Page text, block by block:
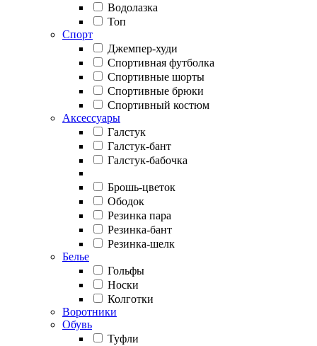
Водолазка
Топ
Спорт
Джемпер-худи
Спортивная футболка
Спортивные шорты
Спортивные брюки
Спортивный костюм
Аксессуары
Галстук
Галстук-бант
Галстук-бабочка
Брошь-цветок
Ободок
Резинка пара
Резинка-бант
Резинка-шелк
Белье
Гольфы
Носки
Колготки
Воротники
Обувь
Туфли